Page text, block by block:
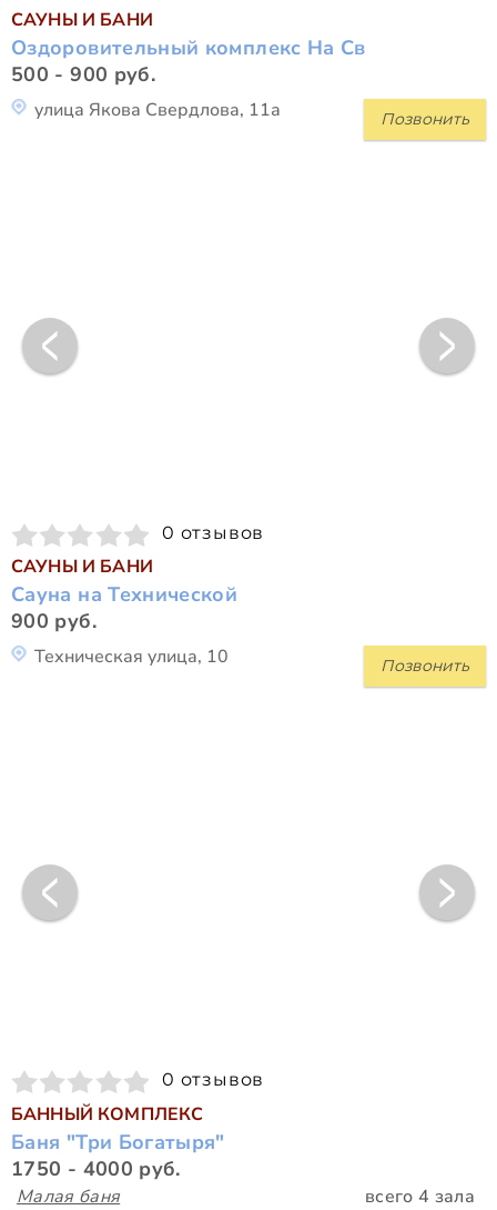
САУНЫ И БАНИ
Оздоровительный комплекс На Св
500 - 900 руб.
Позвонить
улица Якова Свердлова, 11а
0 отзывов
САУНЫ И БАНИ
Сауна на Технической
900 руб.
Позвонить
Техническая улица, 10
0 отзывов
БАННЫЙ КОМПЛЕКС
Баня "Три Богатыря"
1750 - 4000 руб.
Малая баня всего 4 зала